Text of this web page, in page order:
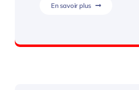
En savoir plus